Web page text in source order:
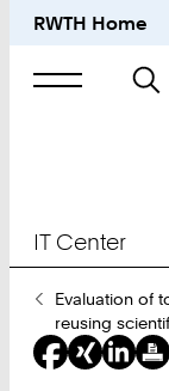
RWTH Home
Suche
nach
IT Center
Sie
sind
hier:
Evaluation of
reusing